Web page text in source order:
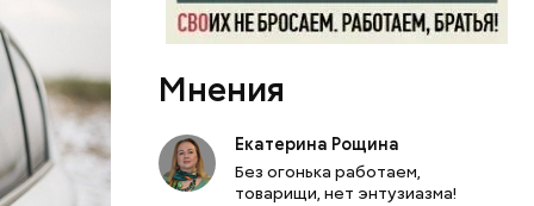
Мнения
Екатерина Рощина
Без огонька работаем,
товарищи, нет энтузиазма!